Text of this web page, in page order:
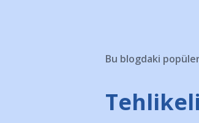
Bu blogdaki